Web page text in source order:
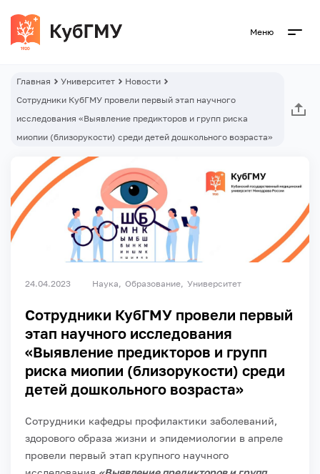
Меню
Главная Университет
Новости
Сотрудники КубГМУ провели первый этап научного
исследования «Выявление предикторов и групп риска
миопии (близорукости) среди детей дошкольного возраста»
24.04.2023 Наука Образование Университет
Сотрудники КубГМУ провели первый
этап научного исследования
«Выявление предикторов и групп
риска миопии (близорукости) среди
детей дошкольного возраста»
Сотрудники кафедры профилактики заболеваний,
здорового образа жизни и эпидемиологии в апреле
провели первый этап крупного научного